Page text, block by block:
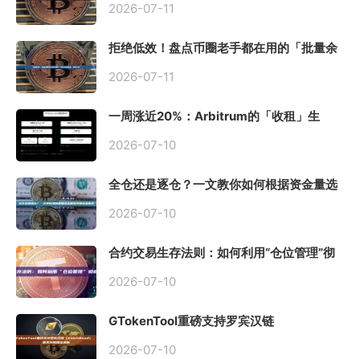
2026-07-11
拒绝低效！盘点币圈老手都在用的「批量余
2026-07-11
一周涨近20%：Arbitrum的「收租」生
2026-07-10
全仓还是逐仓？一文教你如何根据资金量选
2026-07-10
合约交易生存法则：如何利用“仓位管理”彻
2026-07-10
GTokenTool重磅支持罗宾汉链
2026-07-10